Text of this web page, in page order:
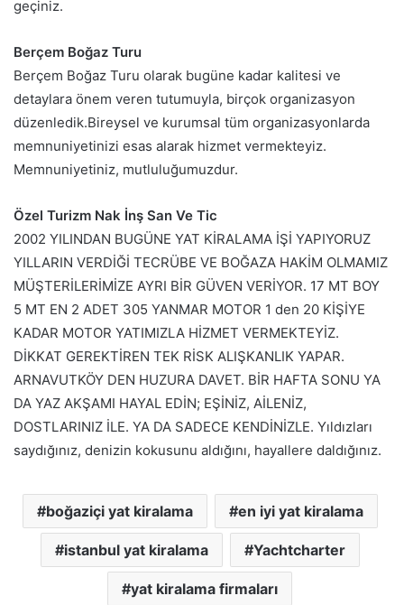
geçiniz.
Berçem Boğaz Turu
Berçem Boğaz Turu olarak bugüne kadar kalitesi ve
detaylara önem veren tutumuyla, birçok organizasyon
düzenledik.Bireysel ve kurumsal tüm organizasyonlarda
memnuniyetinizi esas alarak hizmet vermekteyiz.
Memnuniyetiniz, mutluluğumuzdur.
Özel Turizm Nak İnş San Ve Tic
2002 YILINDAN BUGÜNE YAT KİRALAMA İŞİ YAPIYORUZ
YILLARIN VERDİĞİ TECRÜBE VE BOĞAZA HAKİM OLMAMIZ
MÜŞTERİLERİMİZE AYRI BİR GÜVEN VERİYOR. 17 MT BOY
5 MT EN 2 ADET 305 YANMAR MOTOR 1 den 20 KİŞİYE
KADAR MOTOR YATIMIZLA HİZMET VERMEKTEYİZ.
DİKKAT GEREKTİREN TEK RİSK ALIŞKANLIK YAPAR.
ARNAVUTKÖY DEN HUZURA DAVET. BİR HAFTA SONU YA
DA YAZ AKŞAMI HAYAL EDİN; EŞİNİZ, AİLENİZ,
DOSTLARINIZ İLE. YA DA SADECE KENDİNİZLE. Yıldızları
saydığınız, denizin kokusunu aldığını, hayallere daldığınız.
boğaziçi yat kiralama en iyi yat kiralama
istanbul yat kiralama Yachtcharter
yat kiralama firmaları